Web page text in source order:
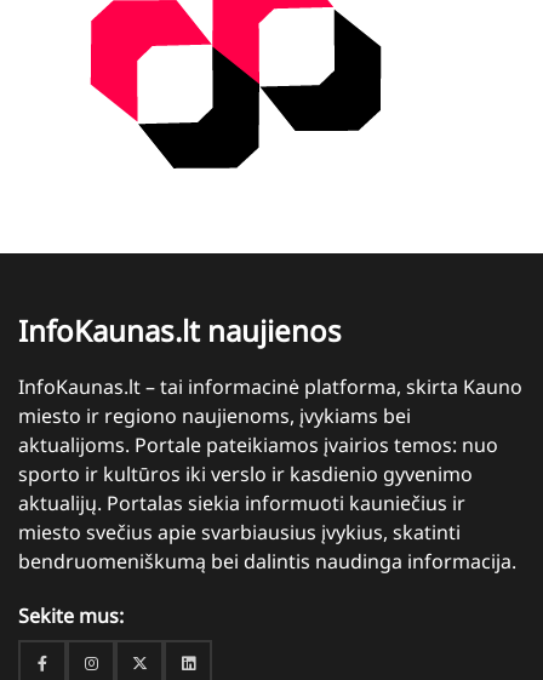
InfoKaunas.lt naujienos
InfoKaunas.lt – tai informacinė platforma, skirta Kauno
miesto ir regiono naujienoms, įvykiams bei
aktualijoms. Portale pateikiamos įvairios temos: nuo
sporto ir kultūros iki verslo ir kasdienio gyvenimo
aktualijų. Portalas siekia informuoti kauniečius ir
miesto svečius apie svarbiausius įvykius, skatinti
bendruomeniškumą bei dalintis naudinga informacija.
Sekite mus:
FacebookInstagramTwitterLinkedin